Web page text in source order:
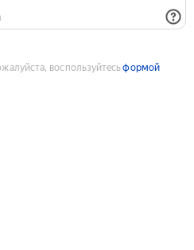
воспользуйтесьформой